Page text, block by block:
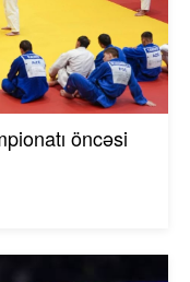
öncəsi